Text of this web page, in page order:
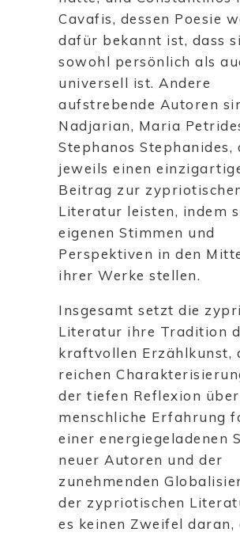
Cavafis, dessen Poesie
dafür bekannt ist, dass
sowohl persönlich als
universell ist. Andere
aufstrebende Autoren
Nadjarian, Maria
Stephanos Stephanides,
jeweils einen
Beitrag zur
Literatur leisten, indem
eigenen Stimmen und
Perspektiven in den
ihrer Werke stellen.
Insgesamt setzt die
Literatur ihre Tradition
kraftvollen Erzählkunst,
reichen
der tiefen Reflexion
menschliche Erfahrung
einer energiegeladenen
neuer Autoren und der
zunehmenden
der zypriotischen
es keinen Zweifel daran,